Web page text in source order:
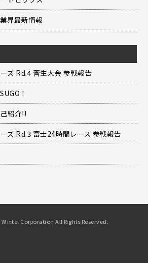
界最新情報
ズ Rd.4 菅生大会 参戦報告
！
紹介!!
ズ Rd.3 富士24時間レース 参戦報告
Corporation All Rights Reserved.